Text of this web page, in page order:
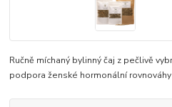
Ručně míchaný bylinný čaj z pečlivě
podpora ženské hormonální rovnováhy